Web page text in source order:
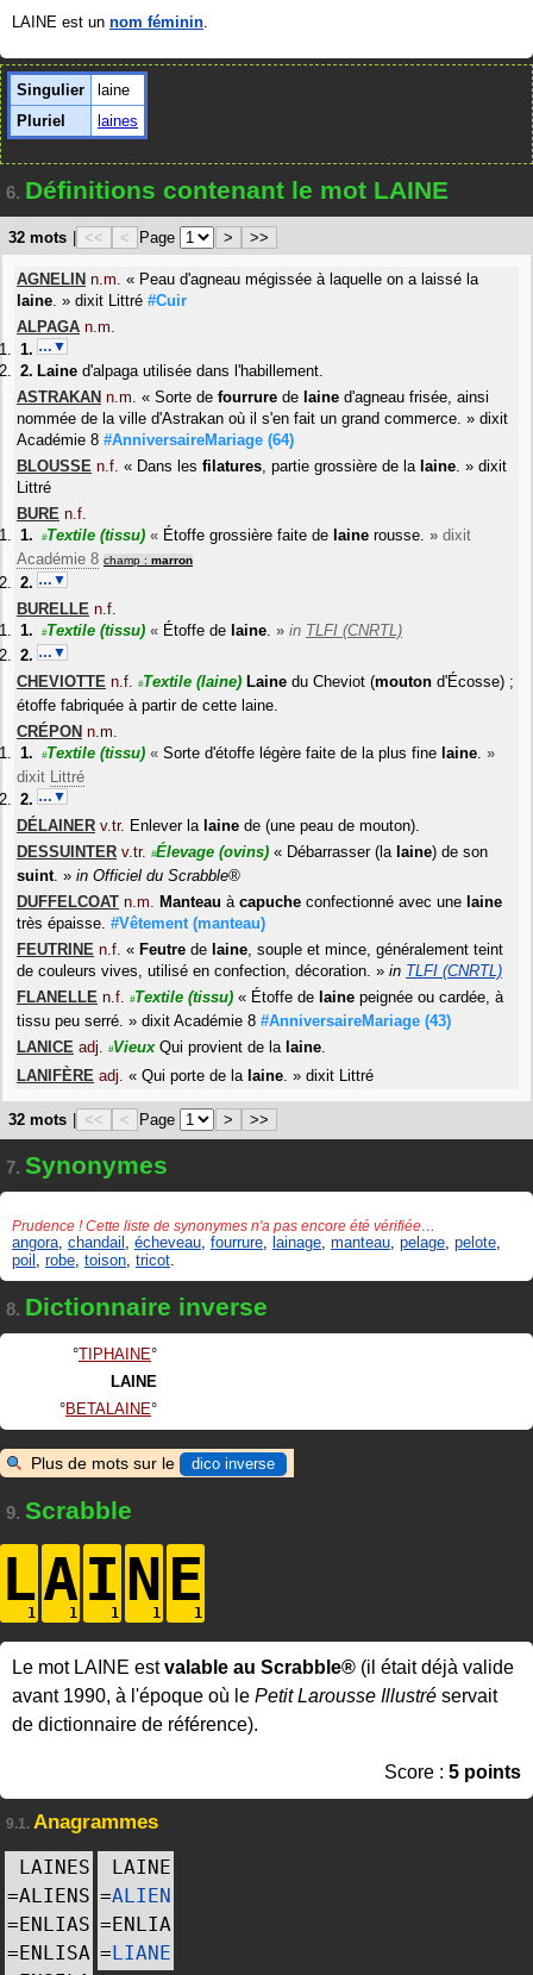
LAINE est un nom féminin.
Singulier
laine
Pluriel
laines
6. Définitions contenant le mot LAINE
32 mots << < Page > >>
AGNELIN n.m. « Peau d'agneau mégissée à laquelle on a laissé la
laine. » dixit Littré #Cuir
ALPAGA n.m.
…▼
Laine d'alpaga utilisée dans l'habillement.
ASTRAKAN n.m. « Sorte de fourrure de laine d'agneau frisée, ainsi
nommée de la ville d'Astrakan où il s'en fait un grand commerce. » dixit
Académie 8 #AnniversaireMariage (64)
BLOUSSE n.f. « Dans les filatures, partie grossière de la laine. » dixit
Littré
BURE n.f.
#Textile (tissu) « Étoffe grossière faite de laine rousse. » dixit
Académie 8 champ : marron
…▼
BURELLE n.f.
#Textile (tissu) « Étoffe de laine. » in TLFI (CNRTL)
…▼
CHEVIOTTE n.f. #Textile (laine) Laine du Cheviot (mouton d'Écosse) ;
étoffe fabriquée à partir de cette laine.
CRÉPON n.m.
#Textile (tissu) « Sorte d'étoffe légère faite de la plus fine laine. »
dixit Littré
…▼
DÉLAINER v.tr. Enlever la laine de (une peau de mouton).
DESSUINTER v.tr. #Élevage (ovins) « Débarrasser (la laine) de son
suint. » in Officiel du Scrabble®
DUFFELCOAT n.m. Manteau à capuche confectionné avec une laine
très épaisse. #Vêtement (manteau)
FEUTRINE n.f. « Feutre de laine, souple et mince, généralement teint
de couleurs vives, utilisé en confection, décoration. » in TLFI (CNRTL)
FLANELLE n.f. #Textile (tissu) « Étoffe de laine peignée ou cardée, à
tissu peu serré. » dixit Académie 8 #AnniversaireMariage (43)
LANICE adj. #Vieux Qui provient de la laine.
LANIFÈRE adj. « Qui porte de la laine. » dixit Littré
32 mots << < Page > >>
7. Synonymes
Prudence ! Cette liste de synonymes n'a pas encore été vérifiée…
angora chandail écheveau fourrure lainage manteau pelage pelote
poil robe toison tricot
8. Dictionnaire inverse
TIPHAINE
LAINE
BETALAINE
Plus de mots sur le dico inverse
9. Scrabble
LAINE
Le mot LAINE estvalable au Scrabble® (il était déjà valide
avant 1990, à l'époque où le Petit Larousse Illustré servait
de dictionnaire de référence).
Score : 5 points
9.1. Anagrammes
LAINES
=ALIENS
=ENLIAS
=ENLISA
LAINE
=ALIEN
=ENLIA
=LIANE